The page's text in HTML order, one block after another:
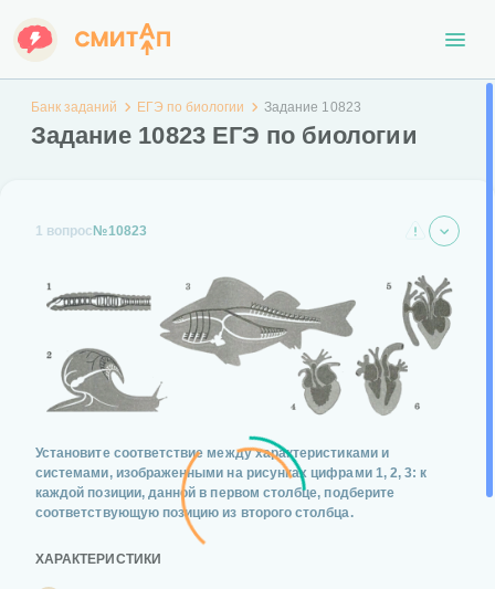
Банк заданий ЕГЭ по биологии Задание 10823
Задание 10823 ЕГЭ по биологии
1 вопрос №10823
Установите соответствие между характеристиками и
системами, изображенными на рисунках цифрами 1, 2, 3: к
каждой позиции, данной в первом столбце, подберите
соответствующую позицию из второго столбца.
ХАРАКТЕРИСТИКИ